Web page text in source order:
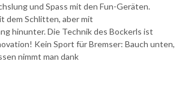
und Spass mit den Fun-Geräten.
dem Schlitten, aber mit
hinunter. Die Technik des Bockerls ist
Kein Sport für Bremser: Bauch unten,
nimmt man dank